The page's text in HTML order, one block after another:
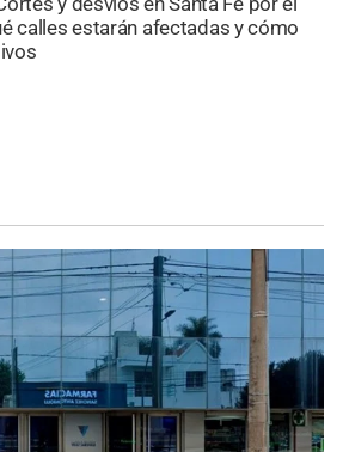
calles estarán afectadas y cómo